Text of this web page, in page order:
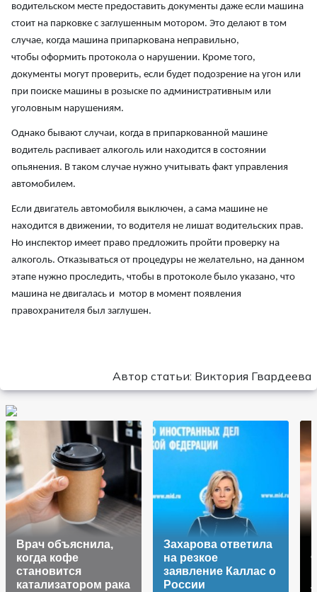
водительском месте предоставить документы даже если машина
стоит на парковке с заглушенным мотором. Это делают в том
случае, когда машина припаркована неправильно,
чтобы оформить протокола о нарушении. Кроме того,
документы могут проверить, если будет подозрение на угон или
при поиске машины в розыске по административным или
уголовным нарушениям.
Однако бывают случаи, когда в припаркованной машине
водитель распивает алкоголь или находится в состоянии
опьянения. В таком случае нужно учитывать факт управления
автомобилем.
Если двигатель автомобиля выключен, а сама машине не
находится в движении, то водителя не лишат водительских прав.
Но инспектор имеет право предложить пройти проверку на
алкоголь. Отказываться от процедуры не желательно, на данном
этапе нужно проследить, чтобы в протоколе было указано, что
машина не двигалась и мотор в момент появления
правохранителя был заглушен.
Автор статьи: Виктория Гвардеева
Врач объяснила,
когда кофе
становится
катализатором рака
Захарова ответила
на резкое
заявление Каллас о
России